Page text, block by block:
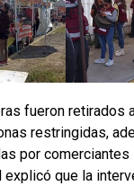
fueron retirados
restringidas,
por comerciantes
explicó que la